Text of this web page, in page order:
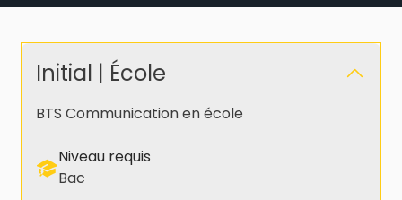
Initial | École
BTS Communication en école
Niveau requis
Bac